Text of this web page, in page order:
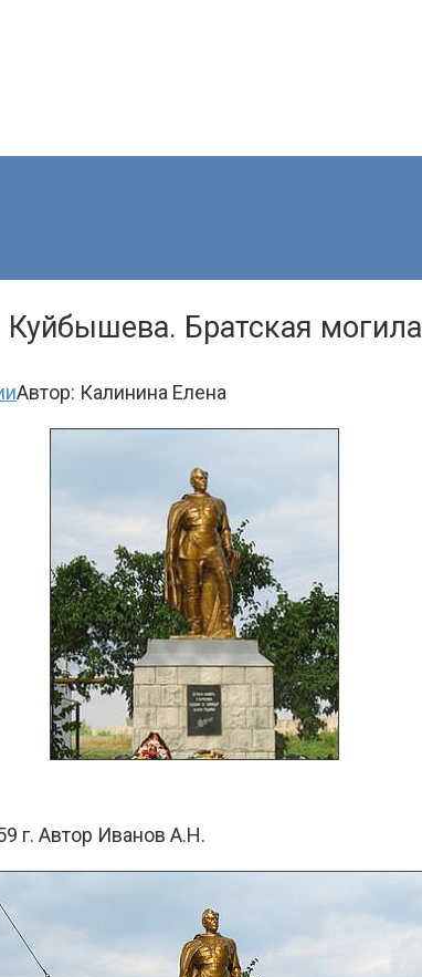
Братская могила
Автор: Калинина Елена
г. Автор Иванов А.Н.